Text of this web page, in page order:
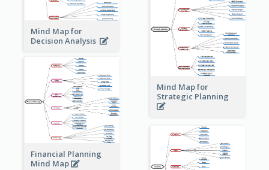
Mind Map for
Decision Analysis
Mind Map for
Strategic Planning
Financial Planning
Mind Map